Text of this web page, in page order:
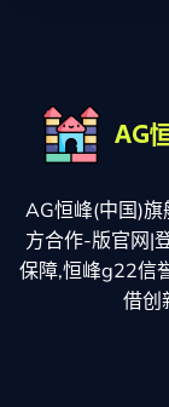
AG恒峰(中国)旗
方合作-版官网|
保障,恒峰g22信
借创